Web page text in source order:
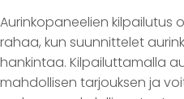
Aurinkopaneelien
rahaa, kun suunnittelet
hankintaa. Kilpailuttamalla
mahdollisen tarjouksen ja